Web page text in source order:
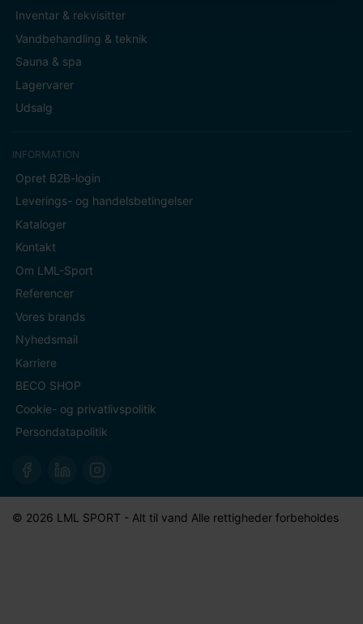
Inventar & rekvisitter
Vandbehandling & teknik
Sauna & spa
Lagervarer
Udsalg
INFORMATION
Opret B2B-login
Leverings- og handelsbetingelser
Kataloger
Kontakt
Om LML-Sport
Referencer
Vores brands
Nyhedsmail
Karriere
BECO SHOP
Cookie- og privatlivspolitik
Persondatapolitik
© 2026 LML SPORT - Alt til vand Alle rettigheder forbeholdes